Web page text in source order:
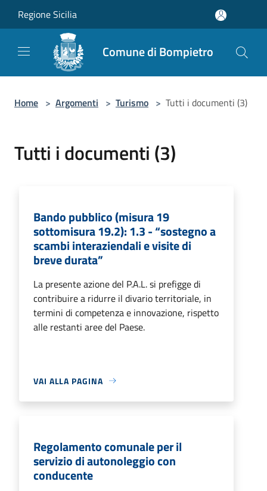
Regione Sicilia
Comune di Bompietro
Home > Argomenti > Turismo > Tutti i documenti (3)
Tutti i documenti (3)
Bando pubblico (misura 19
sottomisura 19.2): 1.3 - “sostegno a
scambi interaziendali e visite di
breve durata”
La presente azione del P.A.L. si prefigge di
contribuire a ridurre il divario territoriale, in
termini di competenza e innovazione, rispetto
alle restanti aree del Paese.
VAI ALLA PAGINA
Regolamento comunale per il
servizio di autonoleggio con
conducente